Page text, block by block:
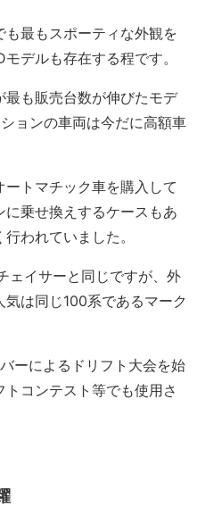
最もスポーティな外観を
デルも存在する程です。
最も販売台数が伸びたモデ
ョンの車両は今だに高額車
トマチック車を購入して
乗せ換えするケースもあ
われていました。
ェイサーと同じですが、外
は同じ100系であるマーク
ーによるドリフト大会を始
コンテスト等でも使用さ